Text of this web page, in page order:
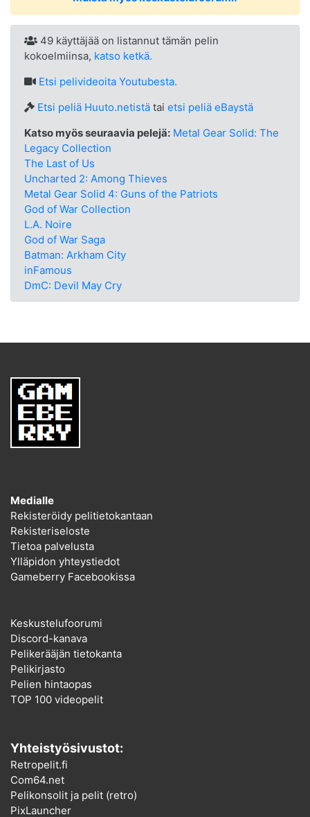
49 käyttäjää on listannut tämän pelin
kokoelmiinsa, katso ketkä.
Etsi pelivideoita Youtubesta.
Etsi peliä Huuto.netistätai etsi peliä eBaystä
Katso myös seuraavia pelejä: Metal Gear Solid: The
Legacy Collection
The Last of Us
Uncharted 2: Among Thieves
Metal Gear Solid 4: Guns of the Patriots
God of War Collection
L.A. Noire
God of War Saga
Batman: Arkham City
inFamous
DmC: Devil May Cry
Medialle
Rekisteröidy pelitietokantaan
Rekisteriseloste
Tietoa palvelusta
Ylläpidon yhteystiedot
Gameberry Facebookissa
Keskustelufoorumi
Discord-kanava
Pelikerääjän tietokanta
Pelikirjasto
Pelien hintaopas
TOP 100 videopelit
Yhteistyösivustot:
Retropelit.fi
Com64.net
Pelikonsolit ja pelit (retro)
PixLauncher